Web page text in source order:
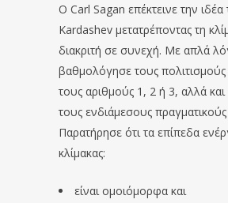
O Carl Sagan επέκτεινε την ιδέα
Kardashev μετατρέποντας τη
διακριτή σε συνεχή. Με απλά
βαθμολόγησε τους
τους αριθμούς 1, 2 ή 3, αλλά
τους ενδιάμεσους
Παρατήρησε ότι τα επίπεδα
κλίμακας:
είναι ομοιόμορφα και